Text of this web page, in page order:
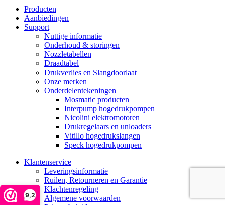
9,2
Producten
Aanbiedingen
Support
Nuttige informatie
Onderhoud & storingen
Nozzletabellen
Draadtabel
Drukverlies en Slangdoorlaat
Onze merken
Onderdelentekeningen
Mosmatic producten
Interpump hogedrukpompen
Nicolini elektromotoren
Drukregelaars en unloaders
Vitillo hogedrukslangen
Speck hogedrukpompen
Klantenservice
Leveringsinformatie
Ruilen, Retourneren en Garantie
Klachtenregeling
Algemene voorwaarden